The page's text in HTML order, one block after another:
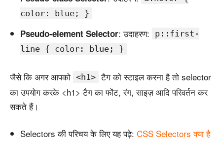
color: blue; }
Pseudo-element Selector: उदाहरण:
p::first-
line { color: blue; }
जैसे कि अगर आपको <h1> टैग को स्टाइल करना है तो selector
का उपयोग करके <h1> टैग का फोंट, रंग, साइज़ आदि परिवर्तन कर
सकते हैं।
Selectors की परिचय के लिए यह पढ़े: CSS Selectors क्या है